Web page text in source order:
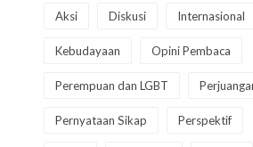
Aksi Diskusi Internasional
Kebudayaan Opini Pembaca
Perempuan dan LGBT
Pernyataan Sikap Perspektif